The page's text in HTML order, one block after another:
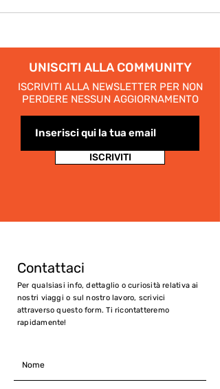
UNISCITI ALLA COMMUNITY
ISCRIVITI ALLA NEWSLETTER PER NON
PERDERE NESSUN AGGIORNAMENTO
ISCRIVITI
Contattaci
Per qualsiasi info, dettaglio o curiosità relativa ai
nostri viaggi o sul nostro lavoro, scrivici
attraverso questo form. Ti ricontatteremo
rapidamente!